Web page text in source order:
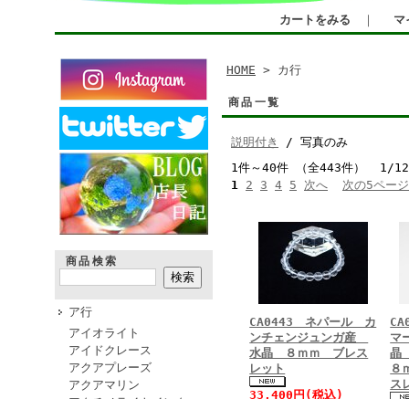
カートをみる ｜ マ
商品検索
ア行
アイオライト
アイドクレース
アクアプレーズ
アクアマリン
HOME > カ行
商品一覧
説明付き
/ 写真のみ
1件～40件 （全443件） 1/12
1 2 3 4 5 次へ 次の5ペー
CA0443 ネパール カ
ンチェンジュンガ産
水晶 ８ｍｍ ブレス
レット
33,400円 (税込)
マ
晶
８
ス